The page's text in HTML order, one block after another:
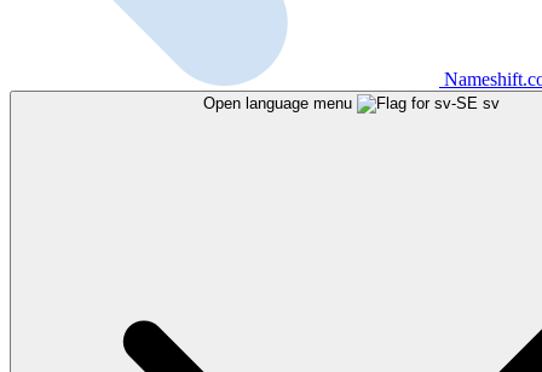
Open language menu sv